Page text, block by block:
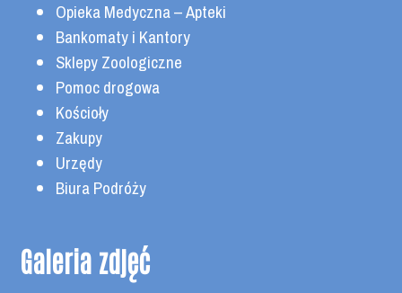
Opieka Medyczna – Apteki
Bankomaty i Kantory
Sklepy Zoologiczne
Pomoc drogowa
Kościoły
Zakupy
Urzędy
Biura Podróży
Galeria zdjęć